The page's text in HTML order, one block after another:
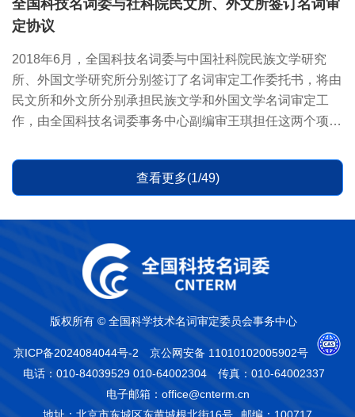
全国科技名词委与社科院民文所、外文所签订名词审
定协议
2018年6月，全国科技名词委与中国社科院民族文学研究
所、外国文学研究所分别签订了名词审定工作委托书，将由
民文所和外文所分别承担民族文学和外国文学名词审定工
作，由全国科技名词委事务中心副编审王琪担任这两个项目
查看更多(1/49)
版权所有 © 全国科学技术名词审定委员会事务中心
京ICP备2024084044号-2
京公网安备 11010102005902号
电话：010-84039529 010-64002304
传真：010-64002337
电子邮箱：office@cnterm.cn